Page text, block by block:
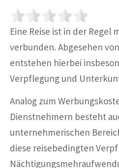
Eine Reise ist in der Regel
verbunden. Abgesehen
entstehen hierbei
Verpflegung und
Analog zum
Dienstnehmern besteht
unternehmerischen
diese reisebedingten